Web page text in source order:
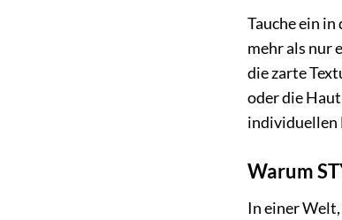
Tauche ein
mehr als nur
die zarte
oder die
individuellen
Warum
In einer